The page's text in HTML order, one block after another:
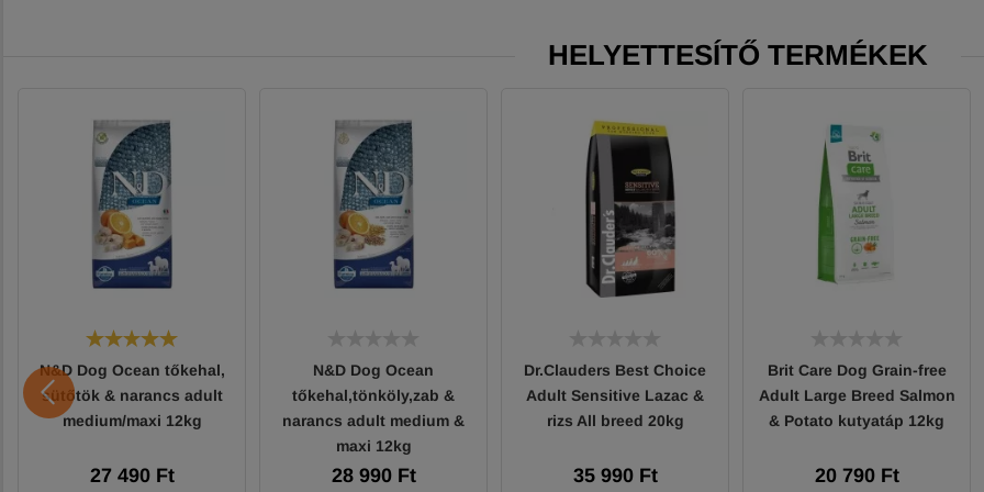
HELYETTESÍTŐ TERMÉKEK
N&D Dog Ocean tőkehal,
sütőtök & narancs adult
medium/maxi 12kg
27 490 Ft
N&D Dog Ocean
tőkehal,tönköly,zab &
narancs adult medium &
maxi 12kg
28 990 Ft
Dr.Clauders Best Choice
Adult Sensitive Lazac &
rizs All breed 20kg
35 990 Ft
Brit Care Dog Grain-free
Adult Large Breed Salmon
& Potato kutyatáp 12kg
20 790 Ft